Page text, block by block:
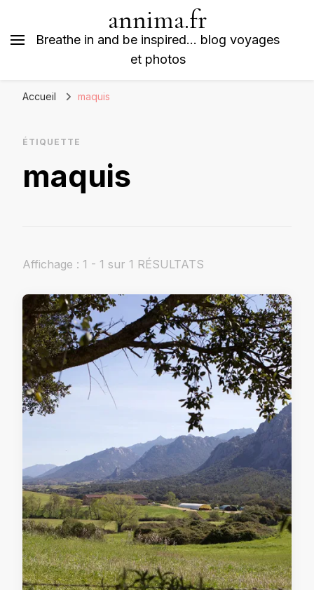
annima.fr
Breathe in and be inspired… blog voyages
et photos
Accueil maquis
ÉTIQUETTE
maquis
Affichage : 1 - 1 sur 1 RÉSULTATS